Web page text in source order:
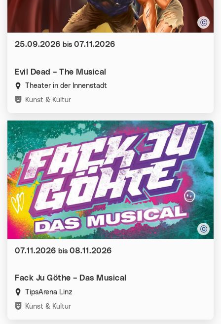
Evil Dead – The Musical
Theater in der Innenstadt
Kategorien:
Kunst & Kultur
Datum:
25.09.2026 bis 07.11.2026
Fack Ju Göthe – Das Musical
TipsArena Linz
Kategorien:
Kunst & Kultur
Datum:
07.11.2026 bis 08.11.2026